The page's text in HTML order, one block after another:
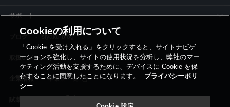
サポート
siyaku-blog
取扱いメーカー
事業所一覧
Cookieの利用について
「Cookie を受け入れる」をクリックすると、サイトナビゲ
ーションを強化し、サイトの使用状況を分析し、弊社のマー
ケティング活動を支援するために、デバイスに Cookie を保
存することに同意したことになります。
プライバシーポリ
シー